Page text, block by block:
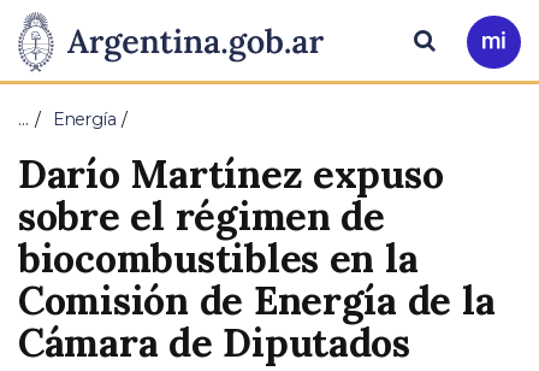
Presidencia
de
la
Nación
Pasar al contenido principal
Ir
a
Buscar
… Energía
Darío Martínez expuso
sobre el régimen de
biocombustibles en la
Comisión de Energía de la
Cámara de Diputados